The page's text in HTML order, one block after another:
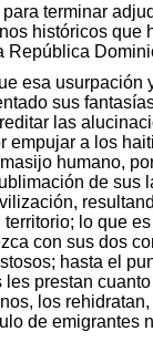
terminar
históricos
República
esa
sus
las
empujar a los
humano,
de sus
lo que
con sus dos
hasta el
prestan
los
de emigrantes